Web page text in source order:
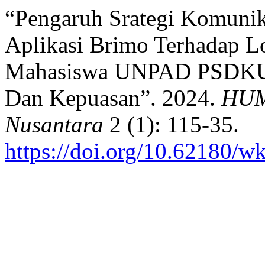
“Pengaruh Srategi
Aplikasi Brimo Terhadap
Mahasiswa UNPAD
Dan Kepuasan”. 2024.
Nusantara 2 (1): 115-35.
https://doi.org/10.62180/